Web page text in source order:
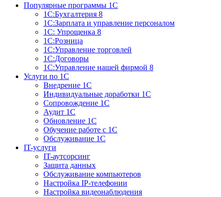
Популярные программы 1С
1С:Бухгалтерия 8
1С:Зарплата и управление персоналом
1С: Упрощенка 8
1С:Розница
1С:Управление торговлей
1С:Договоры
1С:Управление нашей фирмой 8
Услуги по 1С
Внедрение 1С
Индивидуальные доработки 1С
Сопровождение 1С
Аудит 1С
Обновление 1С
Обучение работе с 1С
Обслуживание 1С
IT-услуги
IT-аутсорсинг
Защита данных
Обслуживание компьютеров
Настройка IP-телефонии
Настройка видеонаблюдения